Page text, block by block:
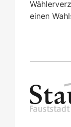
einen